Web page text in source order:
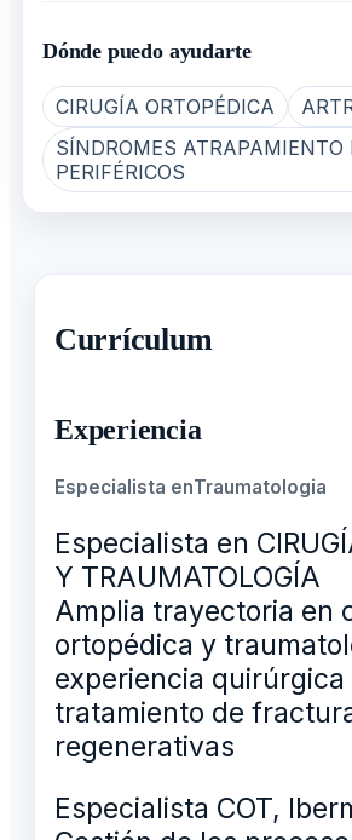
Dónde puedo ayudarte
CIRUGÍA ORTOPÉDICA
SÍNDROMES ATRAPAMIENTO
PERIFÉRICOS
Currículum
Experiencia
Especialista enTraumatologia
Especialista en
Y TRAUMATOLOGÍA
Amplia trayectoria en
ortopédica y
experiencia
tratamiento de
regenerativas
Especialista COT,